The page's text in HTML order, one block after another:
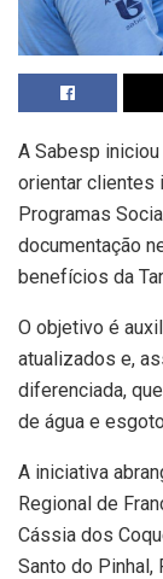
A Sabesp
orientar clientes
Programas
documentação
benefícios da
O objetivo é
atualizados e,
diferenciada,
de água e
A iniciativa
Regional de
Cássia dos
Santo do Pinhal,